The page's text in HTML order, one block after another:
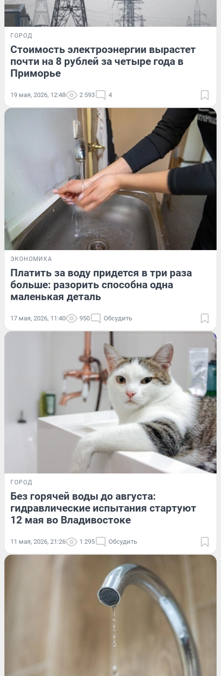
ГОРОД
Стоимость электроэнергии вырастет
почти на 8 рублей за четыре года в
Приморье
19 мая, 2026, 12:48 2 593 4
ЭКОНОМИКА
Платить за воду придется в три раза
больше: разорить способна одна
маленькая деталь
17 мая, 2026, 11:40 950 Обсудить
ГОРОД
Без горячей воды до августа:
гидравлические испытания стартуют
12 мая во Владивостоке
11 мая, 2026, 21:26 1 295 Обсудить